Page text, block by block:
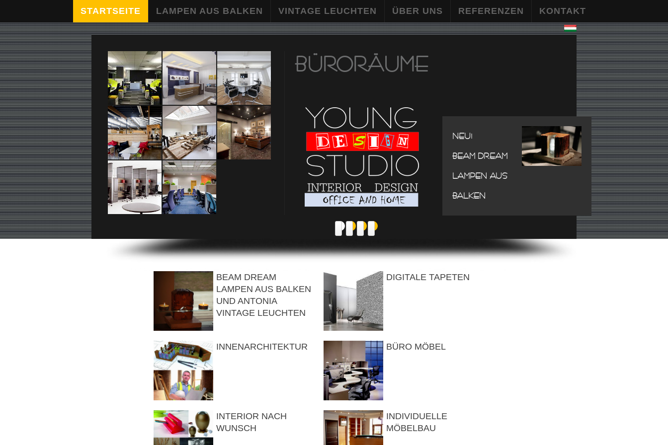
logo_text
STARTSEITE LAMPEN AUS BALKEN VINTAGE LEUCHTEN ÜBER UNS REFERENZEN KONTAKT
BÜRORÄUME
NEU!
BEAM DREAM
LAMPEN AUS
BALKEN
BEAM DREAM
LAMPEN AUS BALKEN
UND ANTONIA
VINTAGE LEUCHTEN
DIGITALE TAPETEN
INNENARCHITEKTUR BÜRO MÖBEL
INTERIOR NACH
WUNSCH
INDIVIDUELLE
MÖBELBAU